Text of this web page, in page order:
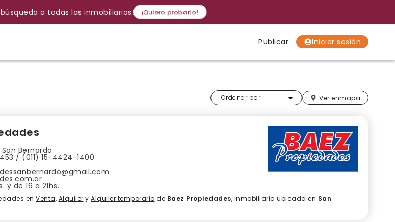
búsqueda a todas las inmobiliarias! ¡Quiero probarlo!
Publicar Iniciar sesión
Cancelar Si, eliminar
Gracias
Ordenar por
Más relevantes Ver enmapa
Bernardo
/ (011) 15-4424-1400
y de 16 a 21hs.
en Venta, Alquiler y Alquiler temporario de Baez Propiedades, inmobiliaria ubicada en San